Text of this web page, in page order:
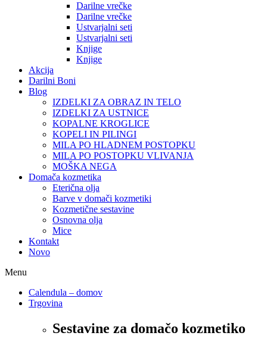
Darilne vrečke
Darilne vrečke
Ustvarjalni seti
Ustvarjalni seti
Knjige
Knjige
Akcija
Darilni Boni
Blog
IZDELKI ZA OBRAZ IN TELO
IZDELKI ZA USTNICE
KOPALNE KROGLICE
KOPELI IN PILINGI
MILA PO HLADNEM POSTOPKU
MILA PO POSTOPKU VLIVANJA
MOŠKA NEGA
Domača kozmetika
Eterična olja
Barve v domači kozmetiki
Kozmetične sestavine
Osnovna olja
Mice
Kontakt
Novo
Menu
Calendula – domov
Trgovina
Sestavine za domačo kozmetiko